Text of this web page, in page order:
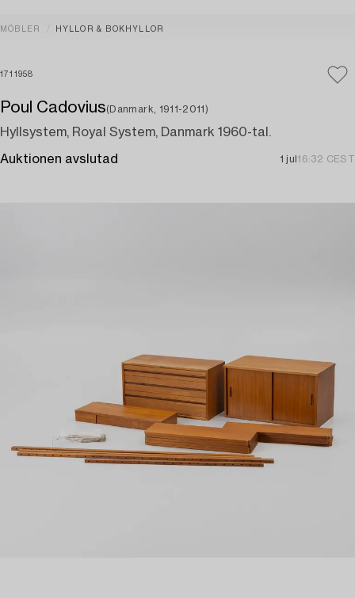
MÖBLER HYLLOR & BOKHYLLOR
1711958
Poul Cadovius(Danmark, 1911-2011)
Hyllsystem, Royal System, Danmark 1960-tal.
Auktionen avslutad 1 jul 16:32 CEST